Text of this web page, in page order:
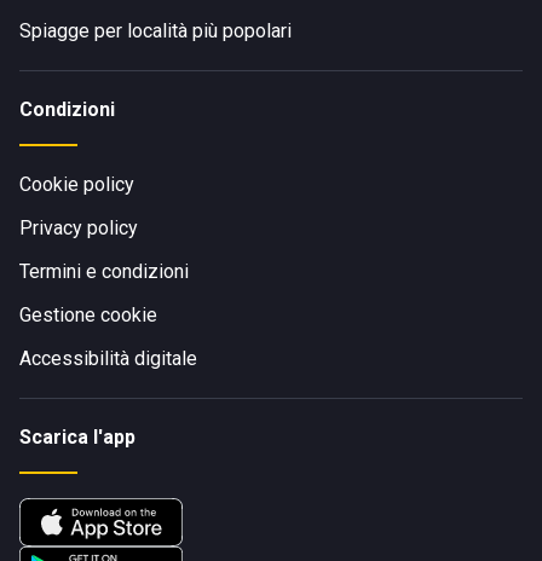
Spiagge per località più popolari
Condizioni
Cookie policy
Privacy policy
Termini e condizioni
Gestione cookie
Accessibilità digitale
Scarica l'app